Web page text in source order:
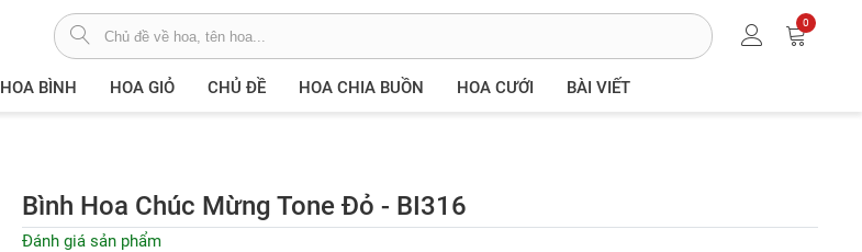
0
HOA BÌNH HOA GIỎ CHỦ ĐỀ HOA CHIA BUỒN HOA CƯỚI BÀI VIẾT
Bình Hoa Chúc Mừng Tone Đỏ - BI316
Đánh giá sản phẩm